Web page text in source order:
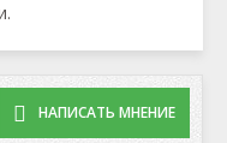
НАПИСАТЬ МНЕНИЕ